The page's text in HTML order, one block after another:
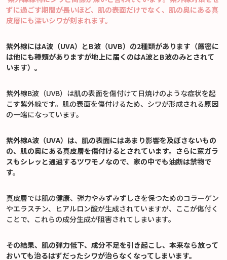
ずに過ごす期間が長いほど、肌の表面だけでなく、肌の奥にある真
皮層にも深いシワが刻まれます。
紫外線にはA波（UVA）とB波（UVB）の2種類があります（厳密に
は他にも種類がありますが地上に届くのはA波とB波のみとされて
います）。
紫外線B波（UVB）は肌の表面を傷付けて日焼けのような症状を起
こす紫外線です。肌の表面を傷付けるため、シワが形成される原因
の一端になっています。
紫外線A波（UVA）は、肌の表面にはあまり影響を及ぼさないもの
の、肌の奥にある真皮層を傷付けるとされています。さらに窓ガラ
スもシレッと通過するツワモノなので、家の中でも油断は禁物で
す。
真皮層では肌の健康、弾力やみずみずしさを保つためのコラーゲン
やエラスチン、ヒアルロン酸が生成されていますが、ここが傷付く
ことで、これらの成分生成が阻害されてしまいます。
その結果、肌の弾力低下、成分不足を引き起こし、本来なら放って
おいても治るはずだったシワが治らなくなってしまいます。